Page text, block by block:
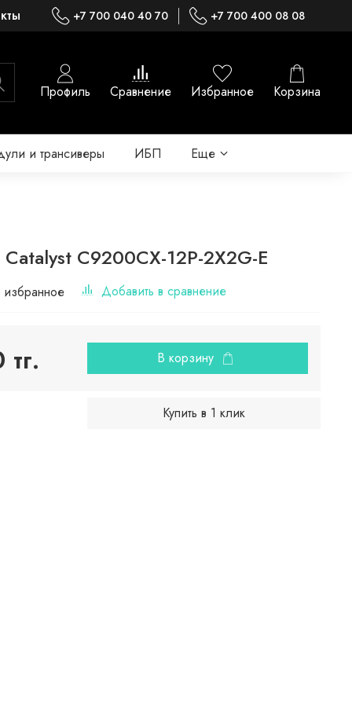
+7 700 040 40 70 +7 700 400 08 08
Профиль Сравнение Избранное Корзина
и трансиверы ИБП Еще
C9200CX-12P-2X2G-E
Добавить в сравнение
В корзину
Купить в 1 клик